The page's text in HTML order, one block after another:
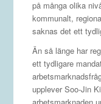
på många olika
kommunalt,
saknas det ett
Än så länge har
ett tydligare
upplever Soo-Jin